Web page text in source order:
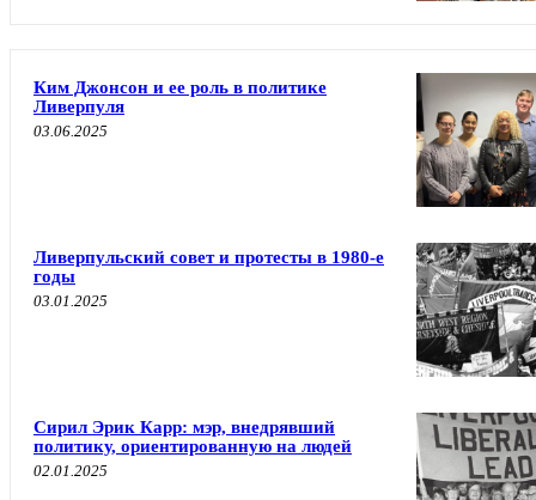
Ким Джонсон и ее роль в политике
Ливерпуля
03.06.2025
Ливерпульский совет и протесты в 1980-е
годы
03.01.2025
Сирил Эрик Карр: мэр, внедрявший
политику, ориентированную на людей
02.01.2025